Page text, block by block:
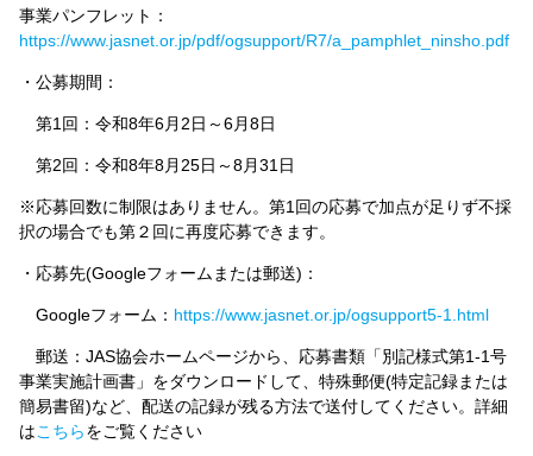
事業パンフレット：
https://www.jasnet.or.jp/pdf/ogsupport/R7/a_pamphlet_ninsho.pdf
・公募期間：
第1回：令和8年6月2日～6月8日
第2回：令和8年8月25日～8月31日
※応募回数に制限はありません。第1回の応募で加点が足りず不採
択の場合でも第２回に再度応募できます。
・応募先(Googleフォームまたは郵送)：
Googleフォーム： https://www.jasnet.or.jp/ogsupport5-1.html
郵送：JAS協会ホームページから、応募書類「別記様式第1-1号
事業実施計画書」をダウンロードして、特殊郵便(特定記録または
簡易書留)など、配送の記録が残る方法で送付してください。詳細
はこちらをご覧ください